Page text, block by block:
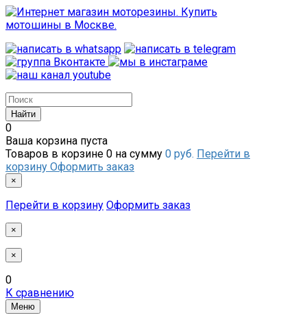
0
Ваша корзина пуста
Товаров в корзине 0 на сумму 0 руб. Перейти в
корзину Оформить заказ
×
Перейти в корзину Оформить заказ
×
×
0
К сравнению
Меню